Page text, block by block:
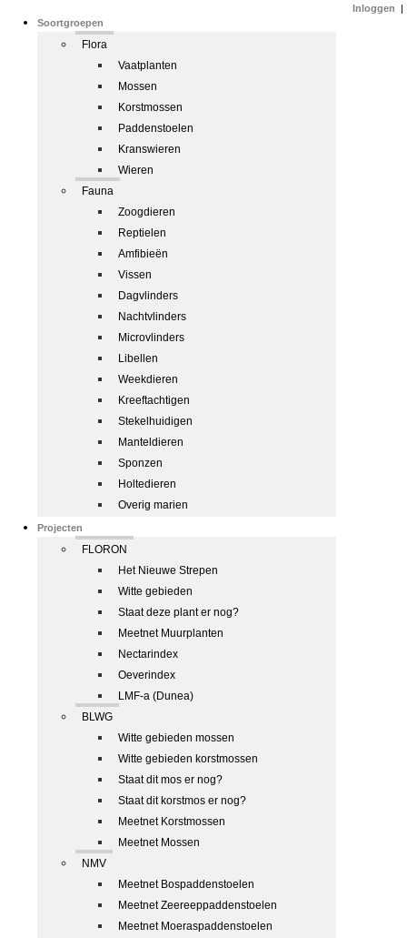
Soortgroepen
Flora
Vaatplanten
Mossen
Korstmossen
Paddenstoelen
Kranswieren
Wieren
Fauna
Zoogdieren
Reptielen
Amfibieën
Vissen
Dagvlinders
Nachtvlinders
Microvlinders
Libellen
Weekdieren
Kreeftachtigen
Stekelhuidigen
Manteldieren
Sponzen
Holtedieren
Overig marien
Projecten
FLORON
Het Nieuwe Strepen
Witte gebieden
Staat deze plant er nog?
Meetnet Muurplanten
Nectarindex
Oeverindex
LMF-a (Dunea)
BLWG
Witte gebieden mossen
Witte gebieden korstmossen
Staat dit mos er nog?
Staat dit korstmos er nog?
Meetnet Korstmossen
Meetnet Mossen
NMV
Meetnet Bospaddenstoelen
Meetnet Zeereeppaddenstoelen
Meetnet Moeraspaddenstoelen
Inloggen |